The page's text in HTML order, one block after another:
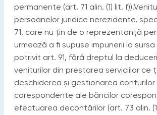
permanente (art. 71 alin. (1) lit.
persoanelor juridice nerezidente,
71, care nu țin de o reprezentanță
urmează a fi supuse impunerii la
potrivit art. 91, fără dreptul la
veniturilor din prestarea serviciilor ce
deschiderea și gestionarea conturilor
corespondente ale băncilor
efectuarea decontărilor (art. 73 alin.